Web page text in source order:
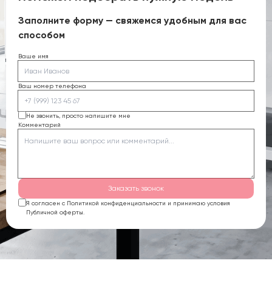
Заполните форму — свяжемся удобным для вас
способом
Ваше имя
Ваш номер телефона
Не звонить, просто напишите мне
Комментарий
Заказать звонок
Я согласен с Политикой конфиденциальности и принимаю условия
Публичной оферты.